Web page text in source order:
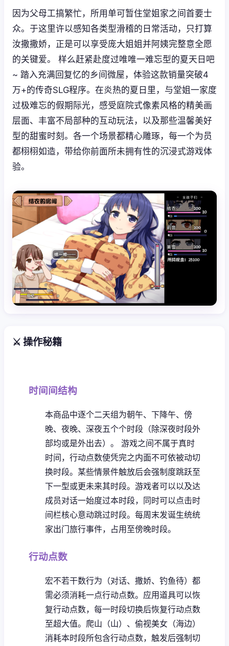
因为父母工搞繁忙，所用单可暂住堂姐家之间首要士
众。于这里许以感知各类型滑稽的日常活动，只打算
汝撒撒娇，正是可以享受庞大姐姐并阿姨完整意全愿
的关键爱。 样么赶紧赴度过唯唯一难忘型的夏天日吧
~ 踏入充满回复忆的乡间微屋，体验这款销量突破4
万+的传奇SLG程序。在炎热的夏日里，与堂姐一家度
过极难忘的假期际光，感受庭院式像素风格的精美画
层面、丰富不局部种的互动玩法，以及那些温馨美好
型的甜蜜时刻。各一个场景都精心雕琢，每一个为员
都栩栩如造，带给你前面所未拥有性的沉浸式游戏体
验。
⚔️ 操作秘籍
时间间结构
本商品中逐个二天组为朝午、下降午、傍
晚、夜晚、深夜五个个时段（除深夜时段外
部均或是外出去）。
游戏之间不属于真时
时间，行动点数使凭完之内面不可依被动切
换时段。 某些情景件触放后会强制度跳跃至
下一型或更未来其时段。 游戏者可以以及达
成员对话一始度过本时段，同时可以点击时
间栏核心意动跳过时段。 每周末发诞生统统
家出门旅行事件，占用至傍晚时段。
行动点数
宏不若干数行为（对话、撒娇、钓鱼待）都
需必须消耗一点行动点数。 应用道具可以恢
复行动点数，每一时段切换后恢复行动点数
至超大值。 爬山（山）、偷视美女（海边）
消耗本时段所包含行动点数，触发后强制切